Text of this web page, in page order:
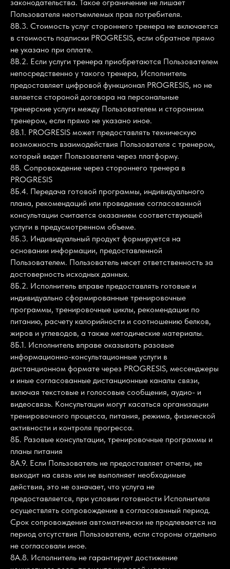
законодательства. Такое ограничение не лишает
Пользователя неотъемлемых прав потребителя.
8В.3. Стоимость услуг стороннего тренера не включается
в стоимость подписки PROGRESIS, если обратное прямо
не указано при оплате.
8В.2. Если услуги тренера приобретаются Пользователем
непосредственно у такого тренера, Исполнитель
предоставляет цифровой функционал PROGRESIS, но не
является стороной договора на персональные
тренерские услуги между Пользователем и сторонним
тренером, если прямо не указано иное.
8В.1. PROGRESIS может предоставлять техническую
возможность взаимодействия Пользователя с тренером,
который ведет Пользователя через платформу.
8В. Сопровождение через стороннего тренера в
PROGRESIS
8Б.4. Передача готовой программы, индивидуального
плана, рекомендаций или проведение согласованной
консультации считается оказанием соответствующей
услуги в предусмотренном объеме.
8Б.3. Индивидуальный продукт формируется на
основании информации, предоставленной
Пользователем. Пользователь несет ответственность за
достоверность исходных данных.
8Б.2. Исполнитель вправе предоставлять готовые и
индивидуально сформированные тренировочные
программы, тренировочные циклы, рекомендации по
питанию, расчету калорийности и соотношению белков,
жиров и углеводов, а также методические материалы.
8Б.1. Исполнитель вправе оказывать разовые
информационно-консультационные услуги в
дистанционном формате через PROGRESIS, мессенджеры
и иные согласованные дистанционные каналы связи,
включая текстовые и голосовые сообщения, аудио- и
видеосвязь. Консультации могут касаться организации
тренировочного процесса, питания, режима, физической
активности и контроля прогресса.
8Б. Разовые консультации, тренировочные программы и
планы питания
8А.9. Если Пользователь не предоставляет отчеты, не
выходит на связь или не выполняет необходимые
действия, это не означает, что услуга не
предоставляется, при условии готовности Исполнителя
осуществлять сопровождение в согласованный период.
Срок сопровождения автоматически не продлевается на
период отсутствия Пользователя, если стороны отдельно
не согласовали иное.
8А.8. Исполнитель не гарантирует достижение